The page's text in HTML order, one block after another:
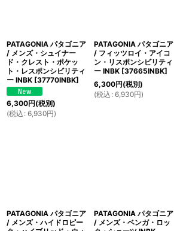
PATAGONIA パタゴニア
/ メンズ・シュイナー
ド・クレスト・ポケッ
ト・レスポンシビリティ
ー INBK [37770INBK]
6,300円(税別)
(税込 : 6,930円)
PATAGONIA パタゴニア
/ フィッツロイ・アイコ
ン・リスポンシビリティ
ー INBK [37665INBK]
6,300円(税別)
(税込 : 6,930円)
PATAGONIA パタゴニア
/ メンズ・ハイドロピー
PATAGONIA パタゴニア
/ メンズ・ベンガ・ロッ